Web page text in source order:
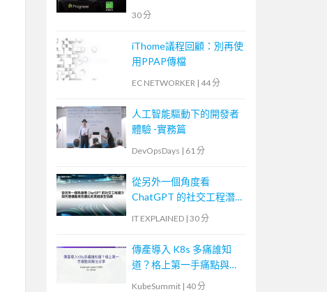
MOVEit Transfer 培訓課
30 分
iThome議程回顧：別再使
用PPAP傳檔
EC NETWORKER | 44 分
人工智能驅動下的開發者
體驗 -實務篇
DevOpsDays | 61 分
從另外一個角度看
ChatGPT 的社交工程潛
力—如何建構最高性價比
IT EXPLAINED | 30 分
傳產導入 K8s 多痛誰知
道？格上第一手痛點與解
KubeSummit | 40 分